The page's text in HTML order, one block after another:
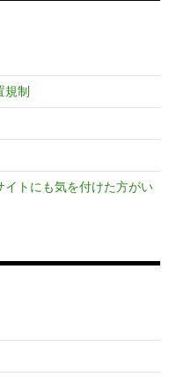
規制
トにも気を付けた方がい